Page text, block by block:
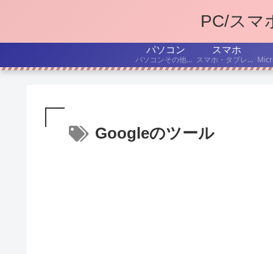
PC/スマ
パソコン
パソコンその他デジタル機器の、持ち込み修理・出張修理について書いています。
スマホ
スマホ・タブレットを、もうちょっと便利に使いたい! こんな「困った」を解決したい! という記事を書いています。
Googleのツール